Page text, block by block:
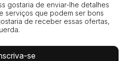
gostaria de enviar-lhe detalhes
serviços que podem ser bons
de receber essas ofertas,
se